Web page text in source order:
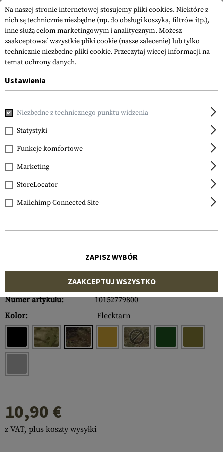
Invader Gear
5.56 Single Direct
Action Mag Pouch
Numer artykułu:
10152779800
Kolor:
Flecktarn
10,90 €
z VAT, plus koszty wysyłki
Na naszej stronie internetowej stosujemy pliki cookies. Niektóre z
nich są technicznie niezbędne (np. do obsługi koszyka, filtrów itp.),
inne służą celom marketingowym i analitycznym. Możesz
zaakceptować wszystkie pliki cookie (nasze zalecenie) lub tylko
technicznie niezbędne pliki cookie. Przeczytaj więcej informacji na
temat ochrony danych.
Ustawienia
Niezbędne z technicznego punktu widzenia
Statystyki
Funkcje komfortowe
Marketing
StoreLocator
Mailchimp Connected Site
ZAPISZ WYBÓR
ZAAKCEPTUJ WSZYSTKO